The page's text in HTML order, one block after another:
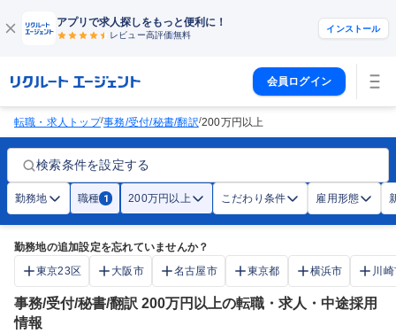
アプリで求人探しをもっと便利に！
レビュー高評価無料
インストール
会員ログイン
転職・求人トップ/事務/受付/秘書/翻訳/200万円以上
検索条件を設定する
勤務地 職種 1 200万円以上 こだわり条件 雇用形態
勤務地の追加設定を忘れていませんか？
東京23区
大阪市 名古屋市 東京都 横浜市 川
事務/受付/秘書/翻訳 200万円以上の転職・求人・中途採用
情報